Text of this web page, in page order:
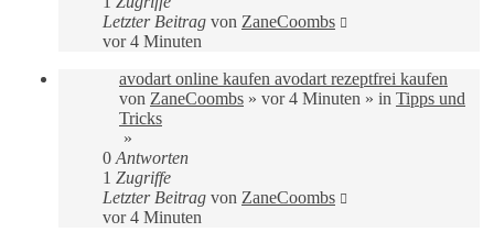
Letzter Beitrag von ZaneCoombs
vor 4 Minuten
avodart online kaufen avodart rezeptfrei kaufen
von ZaneCoombs » vor 4 Minuten » in Tipps und
Tricks
»
0 Antworten
1 Zugriffe
Letzter Beitrag von ZaneCoombs
vor 4 Minuten